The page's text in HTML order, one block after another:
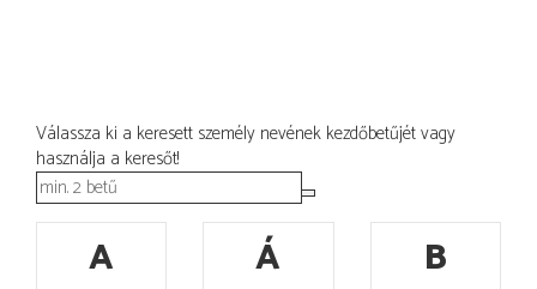
Válassza ki a keresett személy nevének kezdőbetűjét vagy
használja a keresőt!
A Á
B